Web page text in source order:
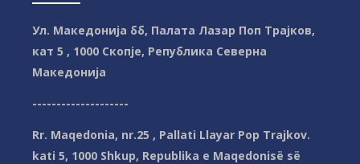
Ул. Македонија бб, Палата Лазар Поп Трајков,
кат 5 , 1000 Скопје, Република Северна
Македонијa
--------------------
Rr. Maqedonia, nr.25 , Pallati Llayar Pop Trajkov.
kati 5, 1000 Shkup, Republika e Maqedonisë së